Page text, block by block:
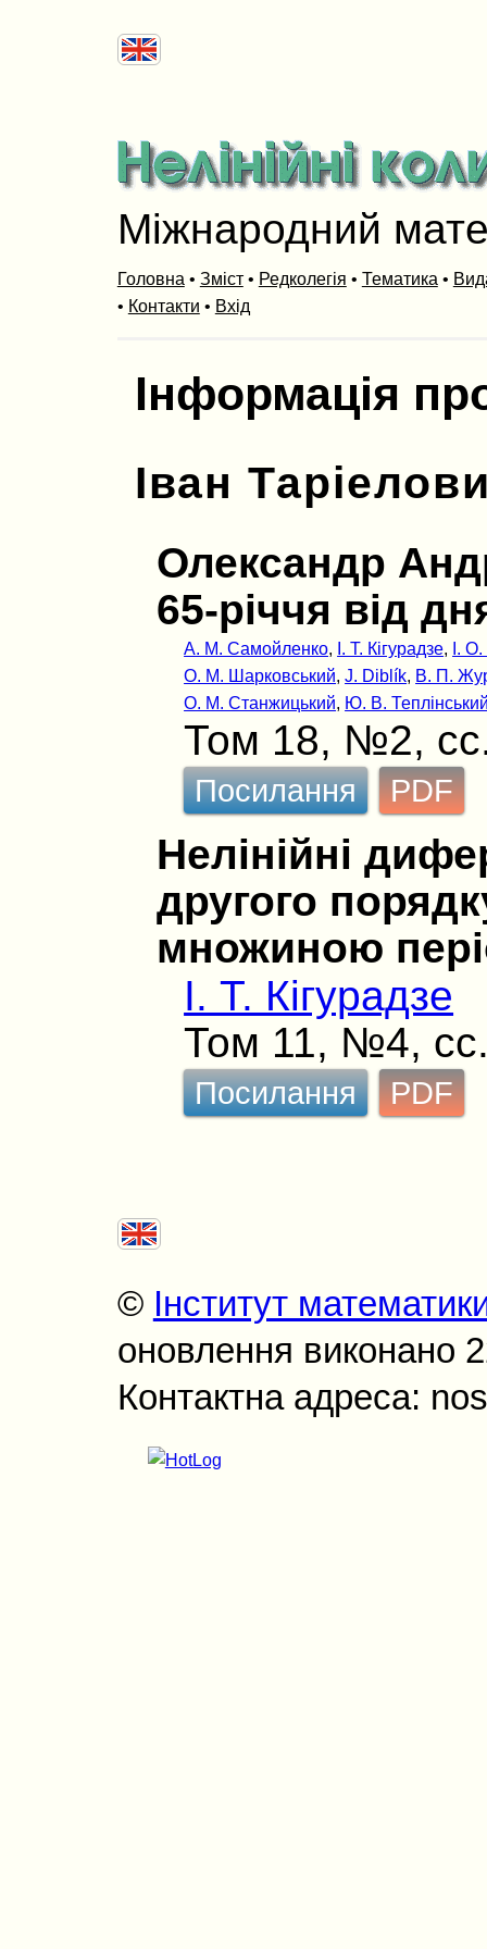
Міжнародний
Головна • Зміст• Редколегія • Тематика •
• Контакти • Вхід
Інформація
Іван
Олександр
65-рiччя вiд
А. М. Самойленко, І. Т. Кігурадзе, І.
О. М. Шарковський,J. Diblík, В. П.
О. М. Станжицький, Ю. В.
Том 18, №2,
Посилання PDF
Нелінійні
другого
множиною
І. Т. Кігурадзе
Том 11, №4,
Посилання PDF
© Інститут
оновлення виконано
Контактна адреса: